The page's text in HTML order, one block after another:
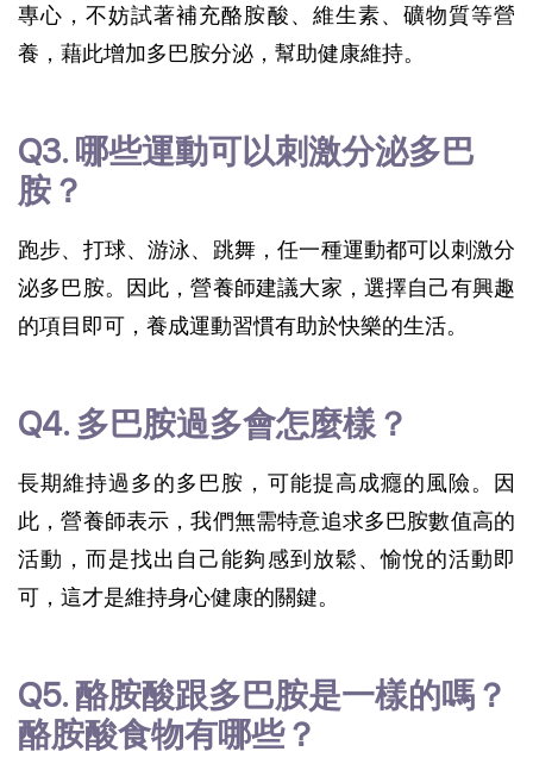
專心，不妨試著補充酪胺酸、維生素、礦物質等營
養，藉此增加多巴胺分泌，幫助健康維持。
Q3. 哪些運動可以刺激分泌多巴
胺？
跑步、打球、游泳、跳舞，任一種運動都可以刺激分
泌多巴胺。因此，營養師建議大家，選擇自己有興趣
的項目即可，養成運動習慣有助於快樂的生活。
Q4. 多巴胺過多會怎麼樣？
長期維持過多的多巴胺，可能提高成癮的風險。因
此，營養師表示，我們無需特意追求多巴胺數值高的
活動，而是找出自己能夠感到放鬆、愉悅的活動即
可，這才是維持身心健康的關鍵。
Q5. 酪胺酸跟多巴胺是一樣的嗎？
酪胺酸食物有哪些？